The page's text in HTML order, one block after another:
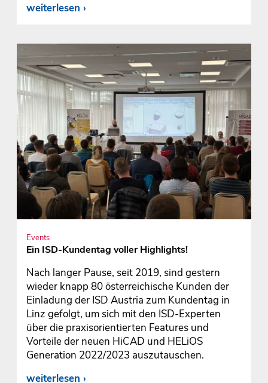
weiterlesen
Events
Ein ISD-Kundentag voller Highlights!
Nach langer Pause, seit 2019, sind gestern
wieder knapp 80 österreichische Kunden der
Einladung der ISD Austria zum Kundentag in
Linz gefolgt, um sich mit den ISD-Experten
über die praxisorientierten Features und
Vorteile der neuen HiCAD und HELiOS
Generation 2022/2023 auszutauschen.
weiterlesen